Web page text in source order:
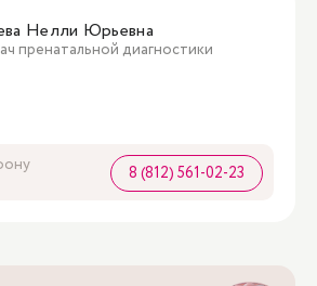
Нелли Юрьевна
пренатальной диагностики
8 (812) 561-02-23